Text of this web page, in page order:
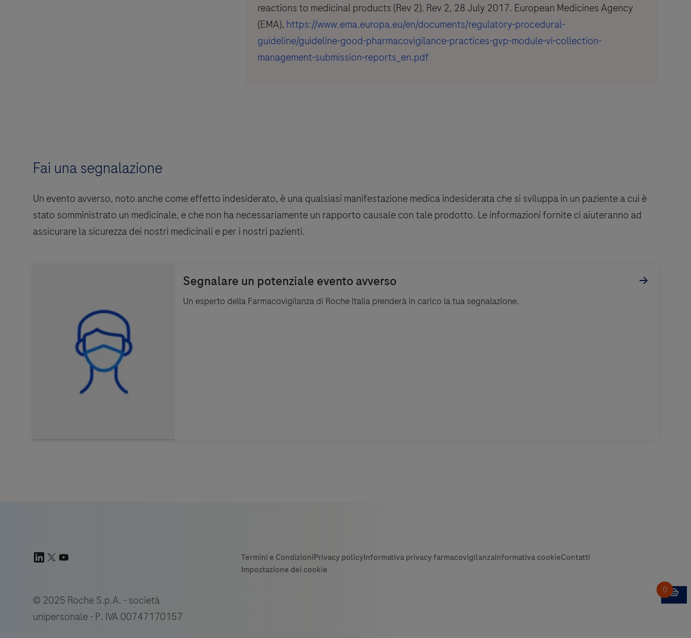
reactions to medicinal products (Rev 2). Rev 2, 28 July 2017. European Medicines Agency
(EMA), https://www.ema.europa.eu/en/documents/regulatory-procedural-
guideline/guideline-good-pharmacovigilance-practices-gvp-module-vi-collection-
management-submission-reports_en.pdf
Fai una segnalazione
Un evento avverso, noto anche come effetto indesiderato, è una qualsiasi manifestazione medica indesiderata che si sviluppa in un paziente a cui è
stato somministrato un medicinale, e che non ha necessariamente un rapporto causale con tale prodotto. Le informazioni fornite ci aiuteranno ad
assicurare la sicurezza dei nostri medicinali e per i nostri pazienti.
Un esperto della Farmacovigilanza di Roche Italia prenderà in carico la tua segnalazione.
© 2025 Roche S.p.A. - società
unipersonale - P. IVA 00747170157